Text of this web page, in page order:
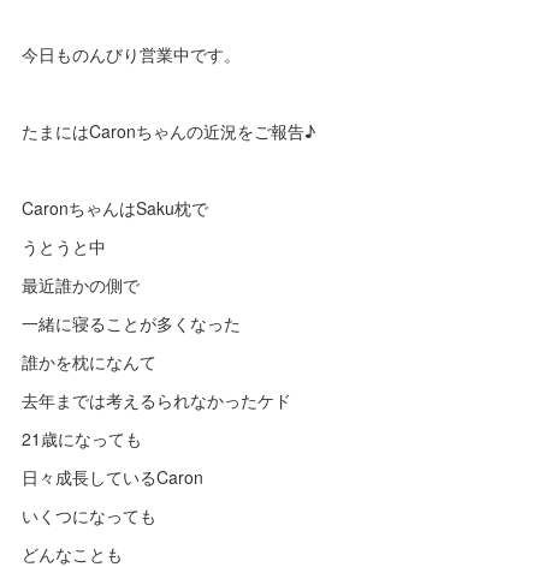
今日ものんびり営業中です。
たまにはCaronちゃんの近況をご報告♪
CaronちゃんはSaku枕で
うとうと中
最近誰かの側で
一緒に寝ることが多くなった
誰かを枕になんて
去年までは考えるられなかったケド
21歳になっても
日々成長しているCaron
いくつになっても
どんなことも